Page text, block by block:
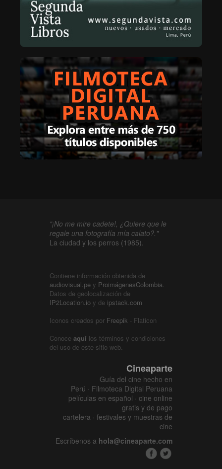
"¡No me mire cadete!, ¿Quiere que le
regale una fotografía mía calato?."
La ciudad y los perros (1985).
Contiene información obtenida de
audiovisual.pe y ProimágenesColombia.
Datos de geolocalización de
IP2Location.io y de ipstack.com
Iconos creados por Freepik - Flaticon
Conoce aquí los términos y condiciones
del uso de este sitio web.
Cineaparte
Guía del cine hecho en
Perú · Filmoteca Digital Peruana
películas en español · cine online
gratis y de pago
cartelera · festivales y muestras de
cine
Escríbenos a hola@cineaparte.com